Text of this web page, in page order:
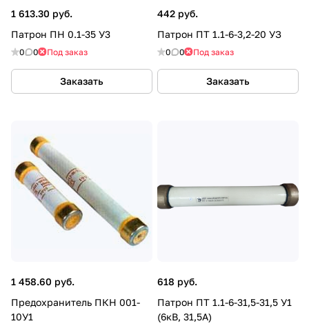
1 613.30 руб.
Патрон ПН 0.1-35 У3
0 0 Под заказ
Заказать
442 руб.
Патрон ПТ 1.1-6-3,2-20 УЗ
0 0 Под заказ
Заказать
1 458.60 руб.
Предохранитель ПКН 001-
10У1
618 руб.
Патрон ПТ 1.1-6-31,5-31,5 У1
(6кВ, 31,5А)